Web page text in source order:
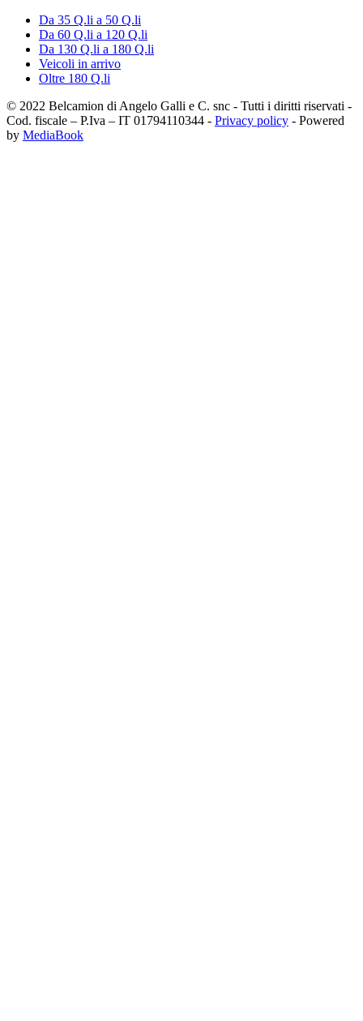
Da 35 Q.li a 50 Q.li
Da 60 Q.li a 120 Q.li
Da 130 Q.li a 180 Q.li
Veicoli in arrivo
Oltre 180 Q.li
© 2022 Belcamion di Angelo Galli e C. snc - Tutti i diritti riservati -
Cod. fiscale – P.Iva – IT 01794110344 - Privacy policy - Powered
by MediaBook